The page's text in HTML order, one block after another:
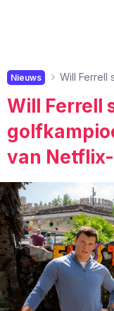
Nieuws Will Ferrell
Will Ferrell
van